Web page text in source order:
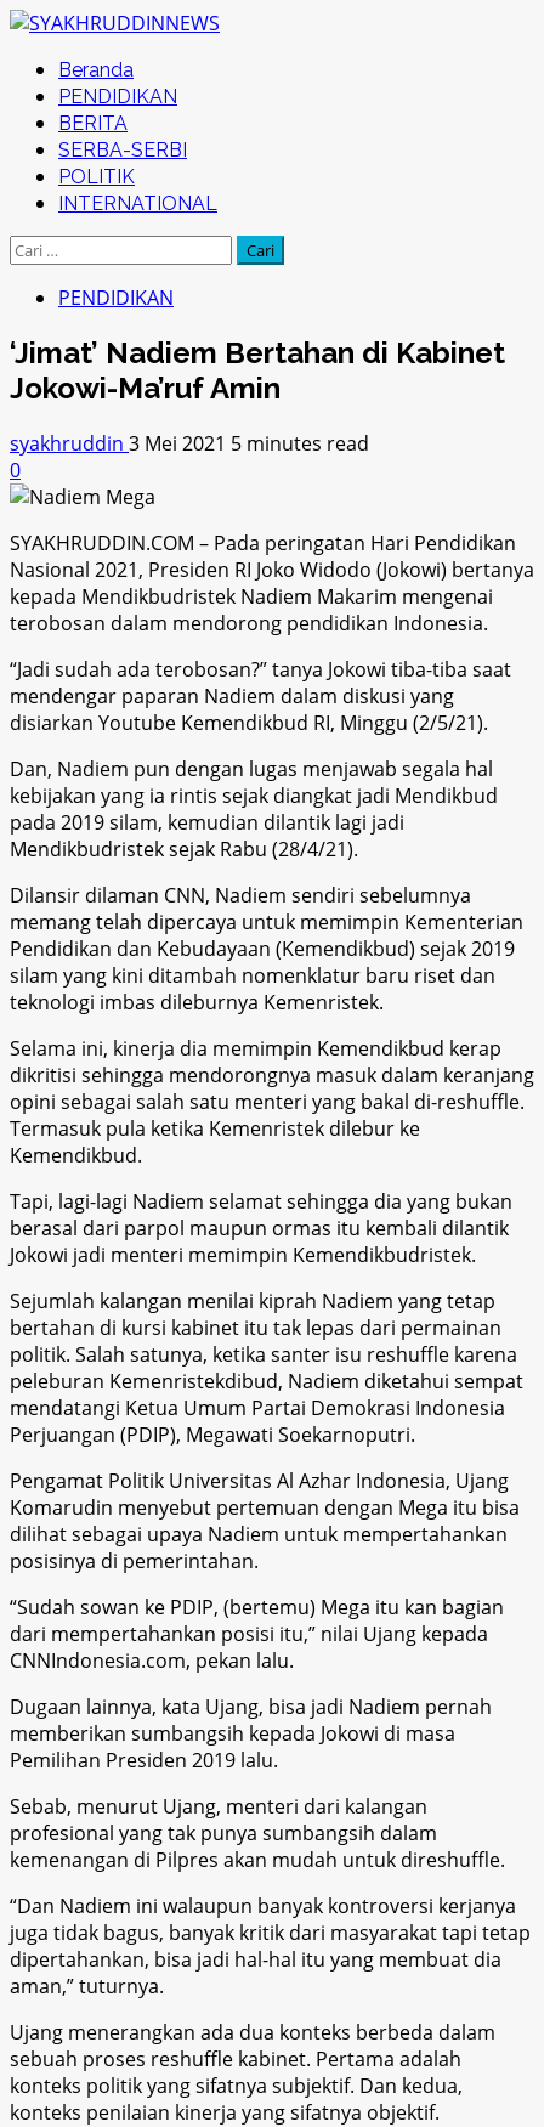
Skip
content
Primary
Menu
Beranda
PENDIDIKAN
BERITA
SERBA-SERBI
POLITIK
INTERNATIONAL
Cari
PENDIDIKAN
‘Jimat’ Nadiem Bertahan di Kabinet
Jokowi-Ma’ruf Amin
syakhruddin 3 Mei 2021 5 minutes read
0
SYAKHRUDDIN.COM – Pada peringatan Hari Pendidikan
Nasional 2021, Presiden RI Joko Widodo (Jokowi) bertanya
kepada Mendikbudristek Nadiem Makarim mengenai
terobosan dalam mendorong pendidikan Indonesia.
“Jadi sudah ada terobosan?” tanya Jokowi tiba-tiba saat
mendengar paparan Nadiem dalam diskusi yang
disiarkan Youtube Kemendikbud RI, Minggu (2/5/21).
Dan, Nadiem pun dengan lugas menjawab segala hal
kebijakan yang ia rintis sejak diangkat jadi Mendikbud
pada 2019 silam, kemudian dilantik lagi jadi
Mendikbudristek sejak Rabu (28/4/21).
Dilansir dilaman CNN, Nadiem sendiri sebelumnya
memang telah dipercaya untuk memimpin Kementerian
Pendidikan dan Kebudayaan (Kemendikbud) sejak 2019
silam yang kini ditambah nomenklatur baru riset dan
teknologi imbas dileburnya Kemenristek.
Selama ini, kinerja dia memimpin Kemendikbud kerap
dikritisi sehingga mendorongnya masuk dalam keranjang
opini sebagai salah satu menteri yang bakal di-reshuffle.
Termasuk pula ketika Kemenristek dilebur ke
Kemendikbud.
Tapi, lagi-lagi Nadiem selamat sehingga dia yang bukan
berasal dari parpol maupun ormas itu kembali dilantik
Jokowi jadi menteri memimpin Kemendikbudristek.
Sejumlah kalangan menilai kiprah Nadiem yang tetap
bertahan di kursi kabinet itu tak lepas dari permainan
politik. Salah satunya, ketika santer isu reshuffle karena
peleburan Kemenristekdibud, Nadiem diketahui sempat
mendatangi Ketua Umum Partai Demokrasi Indonesia
Perjuangan (PDIP), Megawati Soekarnoputri.
Pengamat Politik Universitas Al Azhar Indonesia, Ujang
Komarudin menyebut pertemuan dengan Mega itu bisa
dilihat sebagai upaya Nadiem untuk mempertahankan
posisinya di pemerintahan.
“Sudah sowan ke PDIP, (bertemu) Mega itu kan bagian
dari mempertahankan posisi itu,” nilai Ujang kepada
CNNIndonesia.com, pekan lalu.
Dugaan lainnya, kata Ujang, bisa jadi Nadiem pernah
memberikan sumbangsih kepada Jokowi di masa
Pemilihan Presiden 2019 lalu.
Sebab, menurut Ujang, menteri dari kalangan
profesional yang tak punya sumbangsih dalam
kemenangan di Pilpres akan mudah untuk direshuffle.
“Dan Nadiem ini walaupun banyak kontroversi kerjanya
juga tidak bagus, banyak kritik dari masyarakat tapi tetap
dipertahankan, bisa jadi hal-hal itu yang membuat dia
aman,” tuturnya.
Ujang menerangkan ada dua konteks berbeda dalam
sebuah proses reshuffle kabinet. Pertama adalah
konteks politik yang sifatnya subjektif. Dan kedua,
konteks penilaian kinerja yang sifatnya objektif.